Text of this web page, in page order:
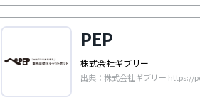
PEP
株式会社ギブリー
出典：株式会社ギブリー https://